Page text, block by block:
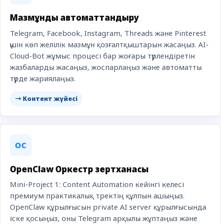
Мазмұнды автоматтандыру
Telegram, Facebook, Instagram, Threads және Pinterest
үшін көп желілік мазмұн қозғалтқыштарын жасаңыз. AI-
Cloud-Bot жұмыс процесі бар жоғары түрлендіретін
жазбаларды жасаңыз, жоспарлаңыз және автоматты
түрде жариялаңыз.
→ Контент жүйесі
OC
OpenClaw Оркестр зертханасы
Mini-Project 1: Content Automation кейінгі келесі
премиум практикалық тректің құлпын ашыңыз.
OpenClaw құрылғысын private AI server құрылғысында
іске қосыңыз, оны Telegram арқылы жұптаңыз және